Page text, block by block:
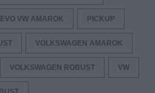
VW AMAROK PICKUP
VOLKSWAGEN AMAROK
VOLKSWAGEN ROBUST VW